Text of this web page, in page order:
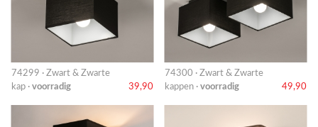
74299 · Zwart & Zwarte
kap · voorradig 39,90
74300 · Zwart & Zwarte
kappen · voorradig 49,90